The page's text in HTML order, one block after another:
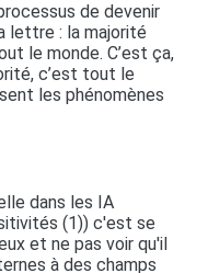
de devenir
lettre : la majorité
le monde. C’est ça,
c’est tout le
les phénomènes
dans les IA
(1)) c'est se
et ne pas voir qu'il
à des champs